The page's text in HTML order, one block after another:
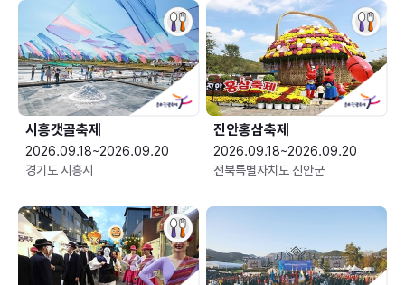
시흥갯골축제
2026.09.18~2026.09.20
경기도 시흥시
진안홍삼축제
2026.09.18~2026.09.20
전북특별자치도 진안군